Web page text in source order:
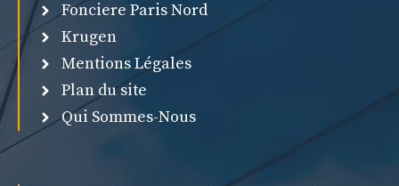
Fonciere Paris Nord
Krugen
Mentions Légales
Plan du site
Qui Sommes-Nous